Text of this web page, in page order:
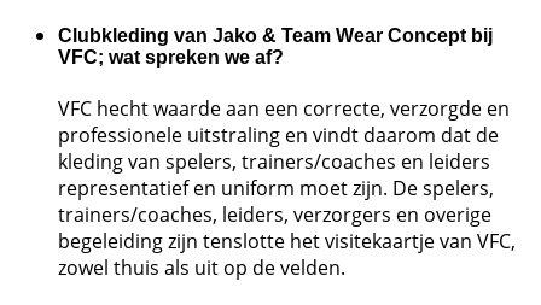
Clubkleding van Jako & Team Wear Concept bij
VFC; wat spreken we af?
VFC hecht waarde aan een correcte, verzorgde en
professionele uitstraling en vindt daarom dat de
kleding van spelers, trainers/coaches en leiders
representatief en uniform moet zijn. De spelers,
trainers/coaches, leiders, verzorgers en overige
begeleiding zijn tenslotte het visitekaartje van VFC,
zowel thuis als uit op de velden.